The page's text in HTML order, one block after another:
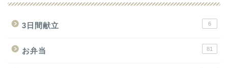
3日間献立 6
お弁当 81